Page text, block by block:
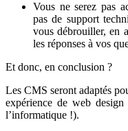
Vous ne serez pas
pas de support
vous débrouiller, en
les réponses à vos
Et donc, en conclusion ?
Les CMS seront adaptés
expérience de web
l’informatique !).